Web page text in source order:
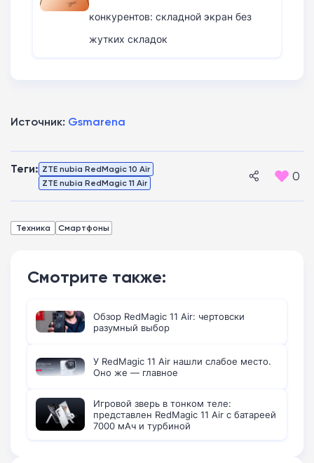
конкурентов: складной экран без
жутких складок
Источник: Gsmarena
Теги: ZTE nubia RedMagic 10 Air
ZTE nubia RedMagic 11 Air
0
Техника Смартфоны
Смотрите также:
Обзор RedMagic 11 Air: чертовски
разумный выбор
У RedMagic 11 Air нашли слабое место.
Оно же — главное
Игровой зверь в тонком теле:
представлен RedMagic 11 Air с батареей
7000 мАч и турбиной